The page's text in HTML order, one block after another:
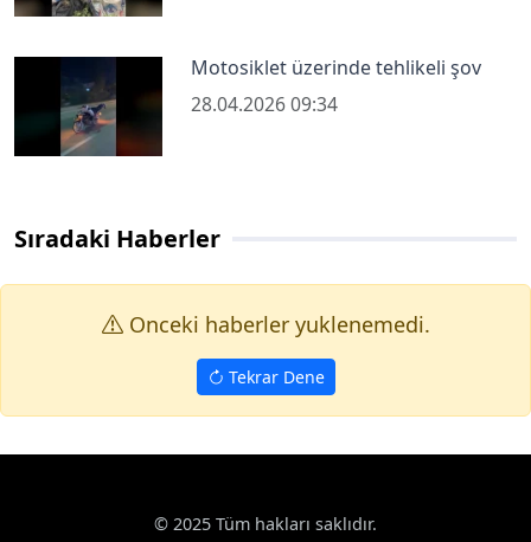
Motosiklet üzerinde tehlikeli şov
28.04.2026 09:34
Sıradaki Haberler
Onceki haberler yuklenemedi.
Tekrar Dene
© 2025 Tüm hakları saklıdır.